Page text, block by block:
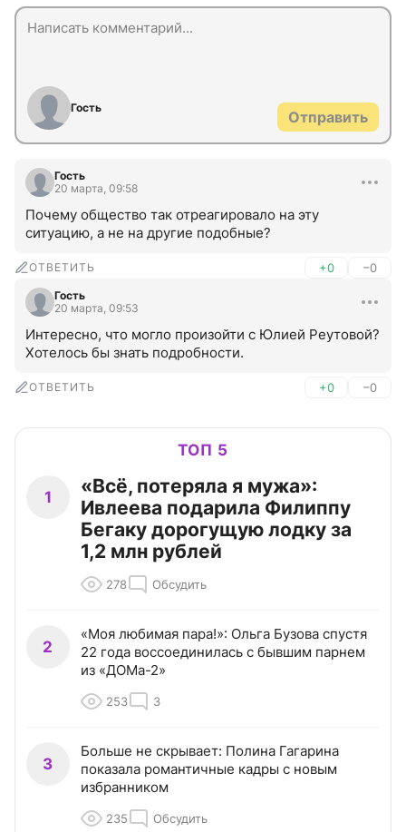
Гость
Отправить
Гость
20 марта, 09:58
Почему общество так отреагировало на эту
ситуацию, а не на другие подобные?
ОТВЕТИТЬ +0 –0
Гость
20 марта, 09:53
Интересно, что могло произойти с Юлией Реутовой?
Хотелось бы знать подробности.
ОТВЕТИТЬ +0 –0
ТОП 5
1
«Всё, потеряла я мужа»:
Ивлеева подарила Филиппу
Бегаку дорогущую лодку за
1,2 млн рублей
278 Обсудить
2
«Моя любимая пара!»: Ольга Бузова спустя
22 года воссоединилась с бывшим парнем
из «ДОМа-2»
253 3
3
Больше не скрывает: Полина Гагарина
показала романтичные кадры с новым
избранником
235 Обсудить